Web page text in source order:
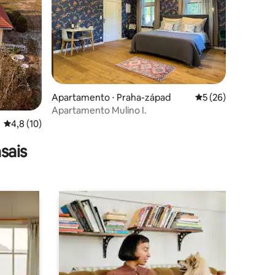
4,8 de uma avaliação média de 5, 10 avaliações
4,8 (10)
Apartamento ⋅ Praha-západ 5 de uma
5 (26)
Apartamento Mulino I.